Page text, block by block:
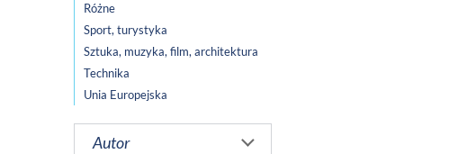
Różne
Sport, turystyka
Sztuka, muzyka, film, architektura
Technika
Unia Europejska
Autor